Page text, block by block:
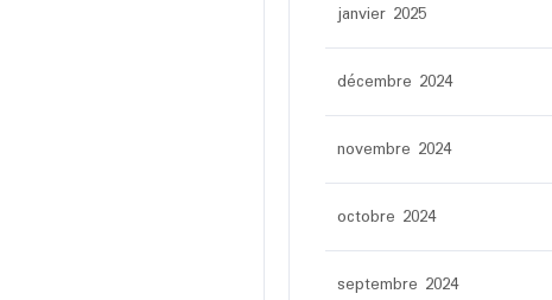
janvier 2025
décembre 2024
novembre 2024
octobre 2024
septembre 2024